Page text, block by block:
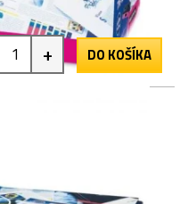
+ DO KOŠÍKA